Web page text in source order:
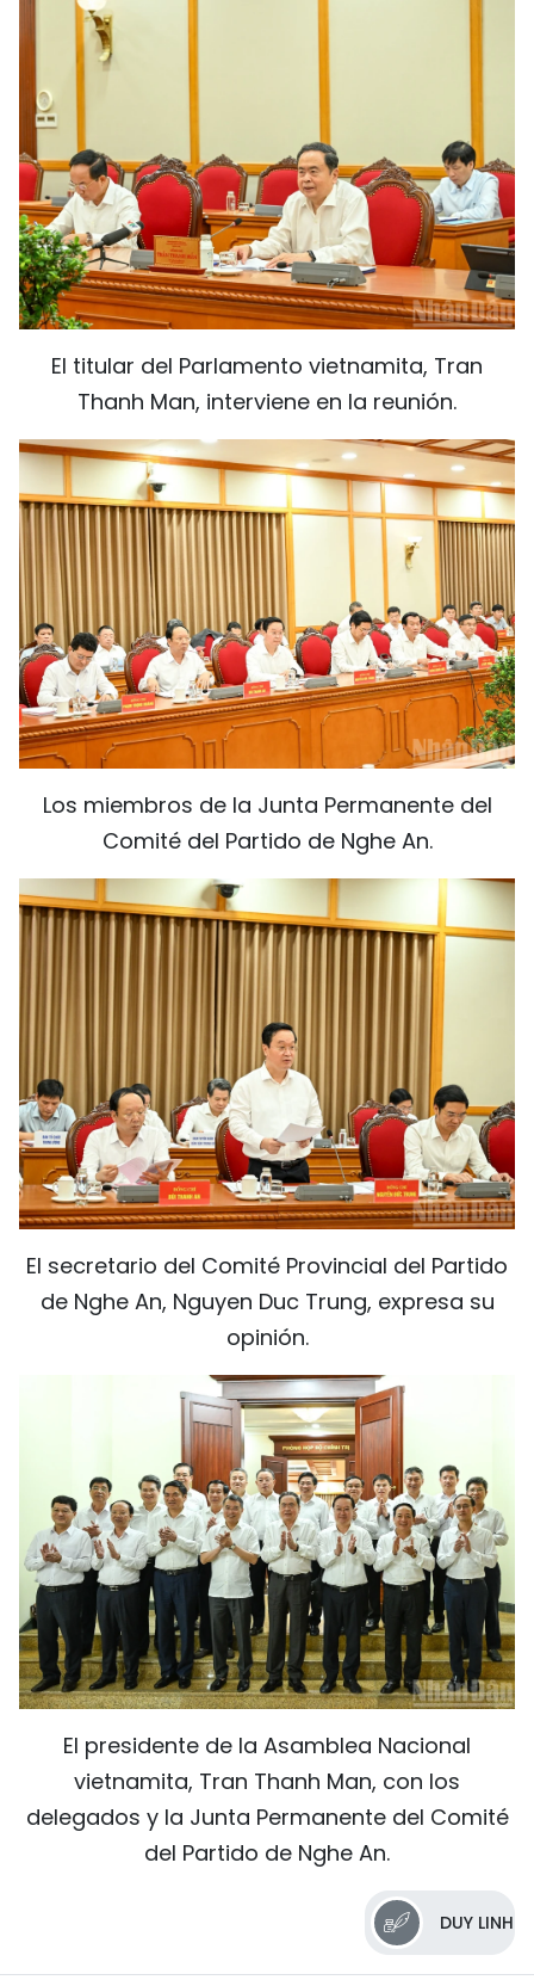
El titular del Parlamento vietnamita, Tran
Thanh Man, interviene en la reunión.
Los miembros de la Junta Permanente del
Comité del Partido de Nghe An.
El secretario del Comité Provincial del Partido
de Nghe An, Nguyen Duc Trung, expresa su
opinión.
El presidente de la Asamblea Nacional
vietnamita, Tran Thanh Man, con los
delegados y la Junta Permanente del Comité
del Partido de Nghe An.
DUY LINH